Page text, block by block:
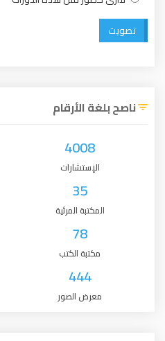
تصويت
ناصح بلغة الأرقام
4008
الإستشارات
35
المكتبة المرئية
78
مكتبة الكتب
444
معرض الصور